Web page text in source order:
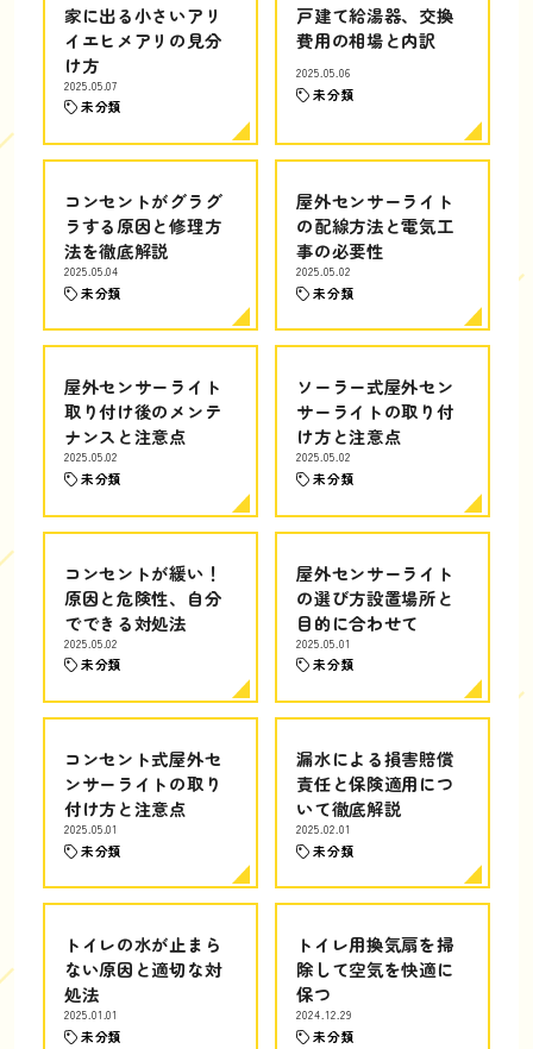
家に出る小さいアリ
イエヒメアリの見分
け方
2025.05.07
未分類
戸建て給湯器、交換
費用の相場と内訳
2025.05.06
未分類
コンセントがグラグ
ラする原因と修理方
法を徹底解説
2025.05.04
未分類
屋外センサーライト
の配線方法と電気工
事の必要性
2025.05.02
未分類
屋外センサーライト
取り付け後のメンテ
ナンスと注意点
2025.05.02
未分類
ソーラー式屋外セン
サーライトの取り付
け方と注意点
2025.05.02
未分類
コンセントが緩い！
原因と危険性、自分
でできる対処法
2025.05.02
未分類
屋外センサーライト
の選び方設置場所と
目的に合わせて
2025.05.01
未分類
コンセント式屋外セ
ンサーライトの取り
付け方と注意点
2025.05.01
未分類
漏水による損害賠償
責任と保険適用につ
いて徹底解説
2025.02.01
未分類
トイレの水が止まら
ない原因と適切な対
処法
2025.01.01
未分類
トイレ用換気扇を掃
除して空気を快適に
保つ
2024.12.29
未分類